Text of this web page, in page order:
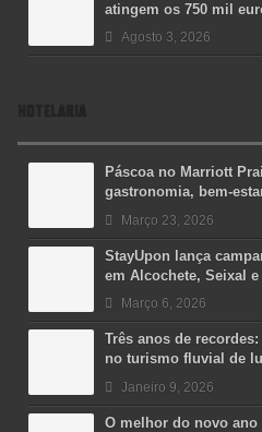
atingem os 750 mil
Agosto 3, 2026
HOTELARIA
Páscoa no Marriott
gastronomia, bem-
Março 23, 2026
StayUpon lança
em Alcochete, Seixal
Março 6, 2026
Três anos de
no turismo fluvial de
Janeiro 9, 2026
O melhor do novo ano